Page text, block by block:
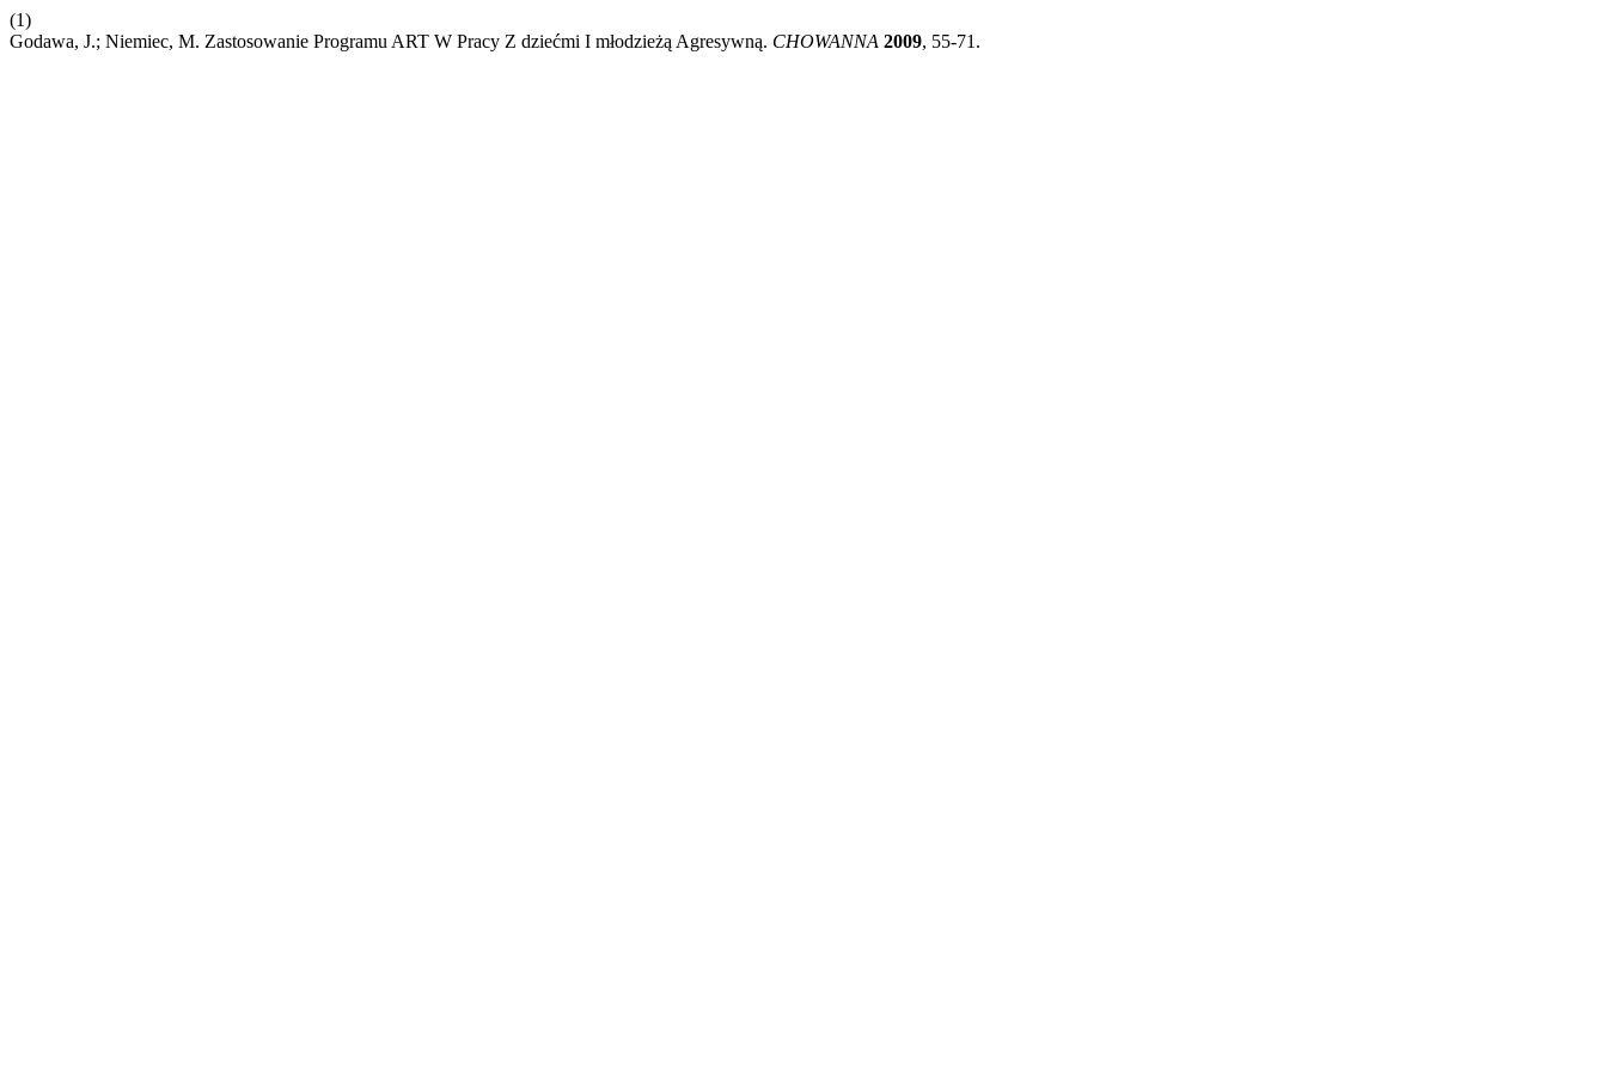
(1)
Godawa, J.; Niemiec, M. Zastosowanie Programu ART W Pracy Z dziećmi I młodzieżą Agresywną. CHOWANNA 2009, 55-71.